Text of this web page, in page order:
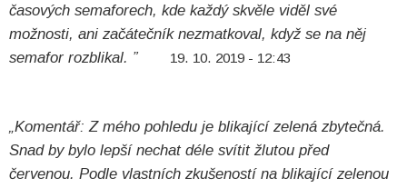
časových semaforech, kde každý skvěle viděl své
možnosti, ani začátečník nezmatkoval, když se na něj
semafor rozblikal. ”
19. 10. 2019 - 12:43
„Komentář: Z mého pohledu je blikající zelená zbytečná.
Snad by bylo lepší nechat déle svítit žlutou před
červenou. Podle vlastních zkušeností na blikající zelenou